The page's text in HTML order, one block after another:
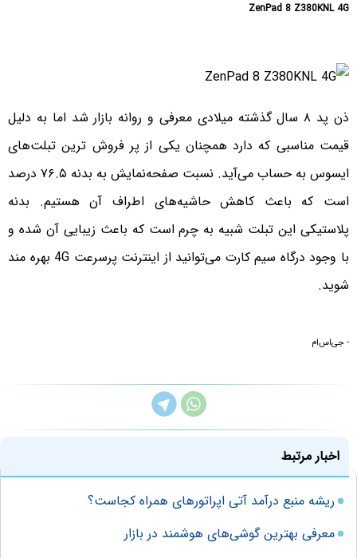
ZenPad 8 Z380KNL 4G
ذن پد ۸ سال گذشته میلادی معرفی و روانه بازار شد اما به دلیل
قیمت مناسبی که دارد همچنان یکی از پر فروش ترین تبلت‌های
ایسوس به حساب می‌آید. نسبت صفحه‌نمایش به بدنه ۷۶.۵ درصد
است که باعث کاهش حاشیه‌های اطراف آن هستیم. بدنه
پلاستیکی این تبلت شبیه به چرم است که باعث زیبایی آن شده و
با وجود درگاه سیم کارت می‌توانید از اینترنت پرسرعت 4G بهره مند
شوید.
- جی‌اس‌ام
اخبار مرتبط
ریشه منبع درآمد آتی اپراتورهای همراه کجاست؟
معرفی بهترین گوشی‌های هوشمند در بازار